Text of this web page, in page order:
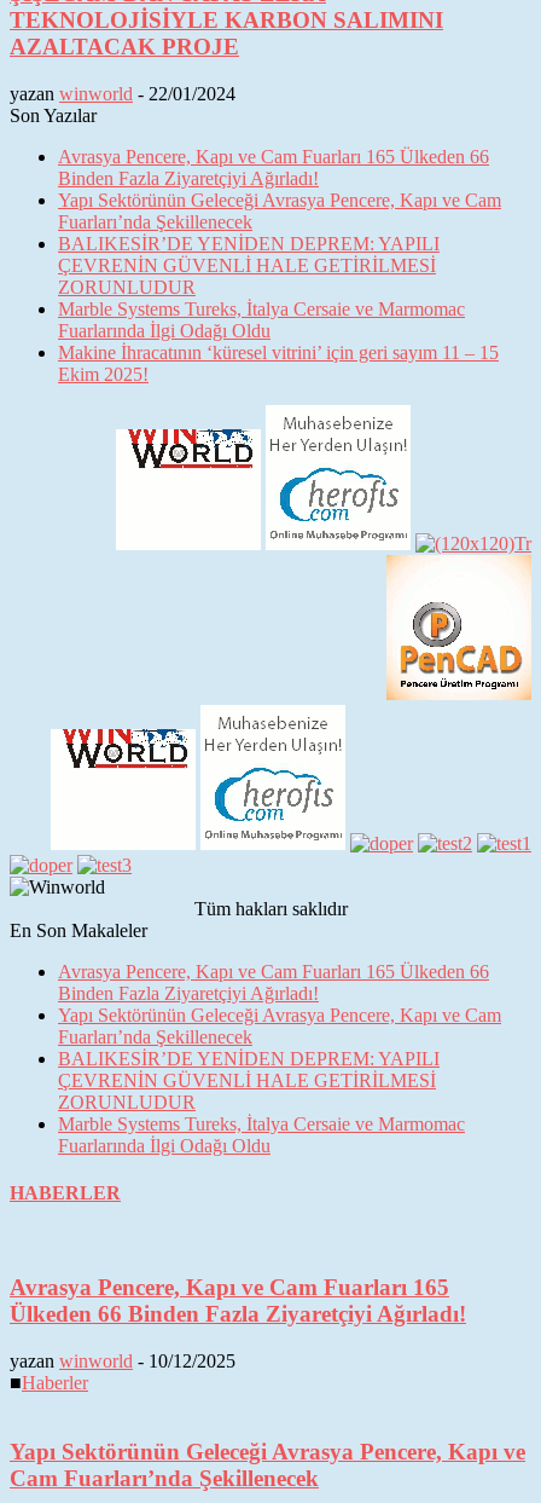
TEKNOLOJİSİYLE KARBON SALIMINI
AZALTACAK PROJE
yazan winworld - 22/01/2024
Son Yazılar
Avrasya Pencere, Kapı ve Cam Fuarları 165 Ülkeden 66
Binden Fazla Ziyaretçiyi Ağırladı!
Yapı Sektörünün Geleceği Avrasya Pencere, Kapı ve Cam
Fuarları’nda Şekillenecek
BALIKESİR’DE YENİDEN DEPREM: YAPILI
ÇEVRENİN GÜVENLİ HALE GETİRİLMESİ
ZORUNLUDUR
Marble Systems Tureks, İtalya Cersaie ve Marmomac
Fuarlarında İlgi Odağı Oldu
Makine İhracatının ‘küresel vitrini’ için geri sayım 11 – 15
Ekim 2025!
Tüm hakları saklıdır
En Son Makaleler
Avrasya Pencere, Kapı ve Cam Fuarları 165 Ülkeden 66
Binden Fazla Ziyaretçiyi Ağırladı!
Yapı Sektörünün Geleceği Avrasya Pencere, Kapı ve Cam
Fuarları’nda Şekillenecek
BALIKESİR’DE YENİDEN DEPREM: YAPILI
ÇEVRENİN GÜVENLİ HALE GETİRİLMESİ
ZORUNLUDUR
Marble Systems Tureks, İtalya Cersaie ve Marmomac
Fuarlarında İlgi Odağı Oldu
HABERLER
Avrasya Pencere, Kapı ve Cam Fuarları 165
Ülkeden 66 Binden Fazla Ziyaretçiyi Ağırladı!
yazan winworld - 10/12/2025
■Haberler
Yapı Sektörünün Geleceği Avrasya Pencere, Kapı ve
Cam Fuarları’nda Şekillenecek